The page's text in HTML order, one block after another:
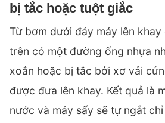
bị tắc hoặc tuột giắc
Từ bơm dưới đáy máy lên
trên có một đường ống nhựa
xoắn hoặc bị tắc bởi xơ vải
được đưa lên khay. Kết quả là
nước và máy sấy sẽ tự ngắt